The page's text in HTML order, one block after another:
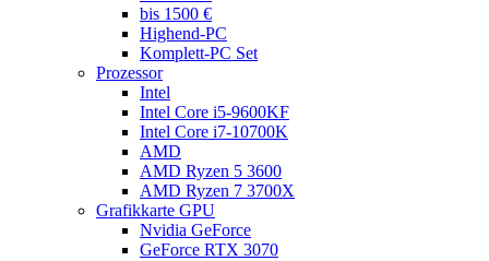
bis 1500 €
Highend-PC
Komplett-PC Set
Prozessor
Intel
Intel Core i5-9600KF
Intel Core i7-10700K
AMD
AMD Ryzen 5 3600
AMD Ryzen 7 3700X
Grafikkarte GPU
Nvidia GeForce
GeForce RTX 3070